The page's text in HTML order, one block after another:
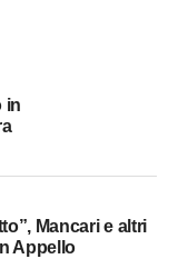
in
Mancari e altri
Appello